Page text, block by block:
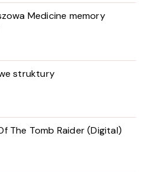
Medicine memory
struktury
The Tomb Raider (Digital)